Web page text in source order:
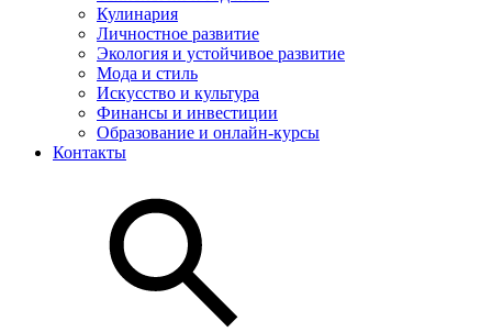
Кулинария
Личностное развитие
Экология и устойчивое развитие
Мода и стиль
Искусство и культура
Финансы и инвестиции
Образование и онлайн-курсы
Контакты